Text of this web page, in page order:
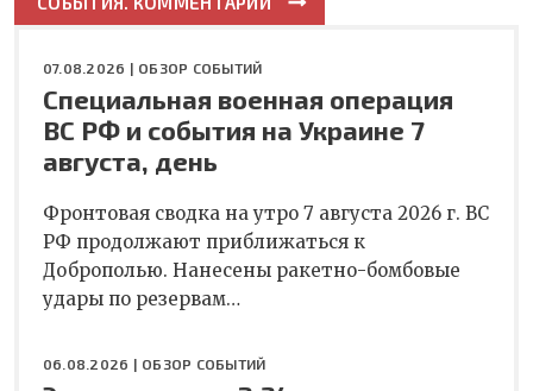
07.08.2026 | ОБЗОР СОБЫТИЙ
Специальная военная операция
ВС РФ и события на Украине 7
августа, день
Фронтовая сводка на утро 7 августа 2026 г. ВС
РФ продолжают приближаться к
Доброполью. Нанесены ракетно-бомбовые
удары по резервам…
06.08.2026 | ОБЗОР СОБЫТИЙ